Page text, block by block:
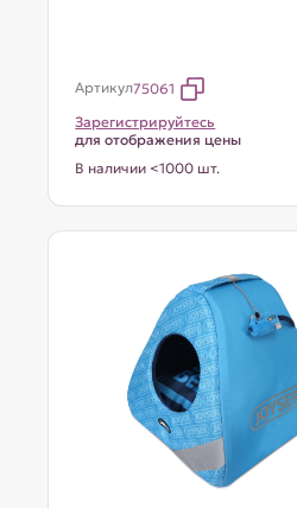
Артикул75061
Зарегистрируйтесь
для отображения цены
В наличии <1000 шт.